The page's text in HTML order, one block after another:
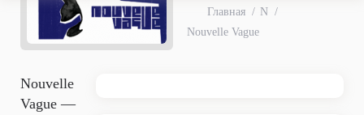
Главная
N
Nouvelle Vague
Nouvelle
Vague —